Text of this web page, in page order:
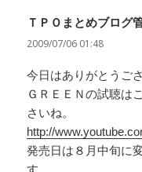
ＴＰＯまとめブログ
2009/07/06 01:48
今日はありがとうご
ＧＲＥＥＮの試聴は
さいね。
http://
発売日は８月中旬に